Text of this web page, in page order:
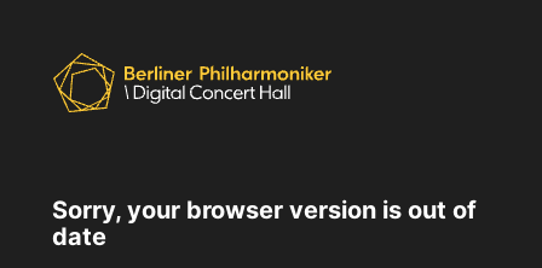
Sorry, your browser version is out of
date